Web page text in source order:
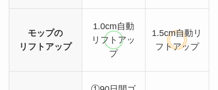
モップの
リフトアップ
1.0cm自動
リフトアッ
プ
1.5cm自動リ
フトアップ